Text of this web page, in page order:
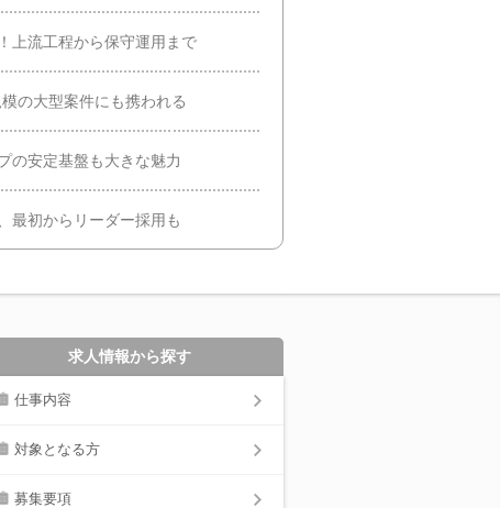
上流工程から保守運用まで
の大型案件にも携われる
の安定基盤も大きな魅力
最初からリーダー採用も
求人情報から探す
仕事内容
対象となる方
募集要項